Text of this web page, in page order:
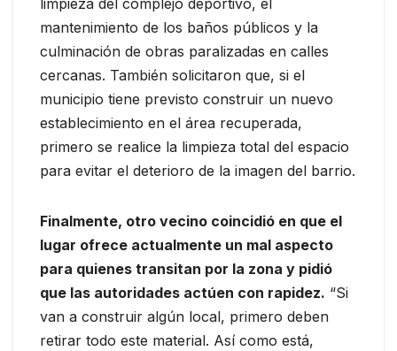
limpieza del complejo deportivo, el
mantenimiento de los baños públicos y la
culminación de obras paralizadas en calles
cercanas. También solicitaron que, si el
municipio tiene previsto construir un nuevo
establecimiento en el área recuperada,
primero se realice la limpieza total del espacio
para evitar el deterioro de la imagen del barrio.
Finalmente, otro vecino coincidió en que el
lugar ofrece actualmente un mal aspecto
para quienes transitan por la zona y pidió
que las autoridades actúen con rapidez. “Si
van a construir algún local, primero deben
retirar todo este material. Así como está,